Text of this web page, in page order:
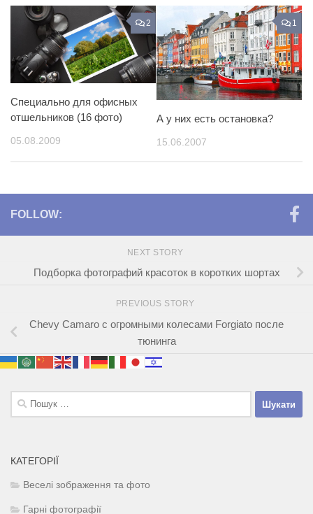
2
Специально для офисных
отшельников (16 фото)
05.08.2009
1
А у них есть остановка?
15.06.2007
FOLLOW:
NEXT STORY
Подборка фотографий красоток в коротких шортах
PREVIOUS STORY
Chevy Camaro с огромными колесами Forgiato после
тюнинга
Пошук:
КАТЕГОРІЇ
Веселі зображення та фото
Гарні фотографії